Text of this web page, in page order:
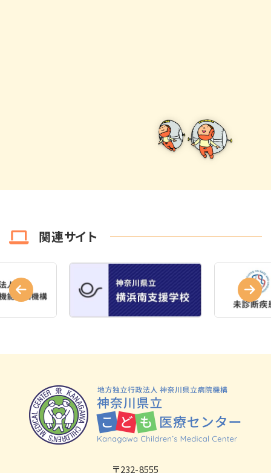
関連サイト
〒232-8555